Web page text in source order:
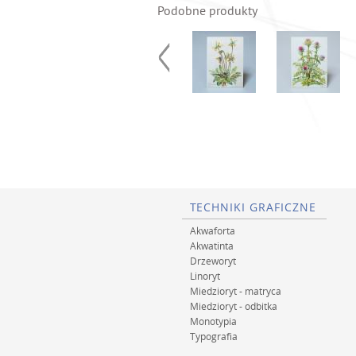
Podobne produkty
TECHNIKI GRAFICZNE
Akwaforta
Akwatinta
Drzeworyt
Linoryt
Miedzioryt - matryca
Miedzioryt - odbitka
Monotypia
Typografia